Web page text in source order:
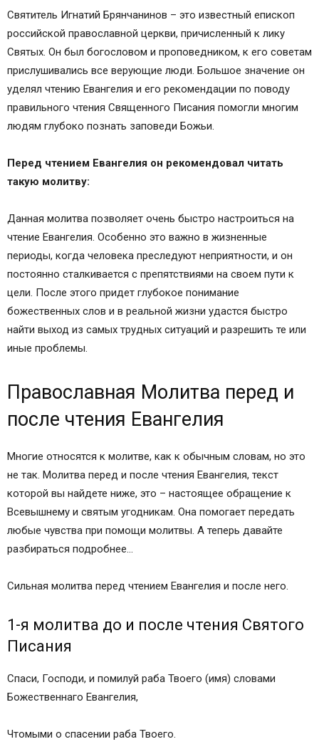
Святитель Игнатий Брянчанинов – это известный епископ
российской православной церкви, причисленный к лику
Святых. Он был богословом и проповедником, к его советам
прислушивались все верующие люди. Большое значение он
уделял чтению Евангелия и его рекомендации по поводу
правильного чтения Священного Писания помогли многим
людям глубоко познать заповеди Божьи.
Перед чтением Евангелия он рекомендовал читать
такую молитву:
Данная молитва позволяет очень быстро настроиться на
чтение Евангелия. Особенно это важно в жизненные
периоды, когда человека преследуют неприятности, и он
постоянно сталкивается с препятствиями на своем пути к
цели. После этого придет глубокое понимание
божественных слов и в реальной жизни удастся быстро
найти выход из самых трудных ситуаций и разрешить те или
иные проблемы.
Православная Молитва перед и
после чтения Евангелия
Многие относятся к молитве, как к обычным словам, но это
не так. Молитва перед и после чтения Евангелия, текст
которой вы найдете ниже, это – настоящее обращение к
Всевышнему и святым угодникам. Она помогает передать
любые чувства при помощи молитвы. А теперь давайте
разбираться подробнее…
Сильная молитва перед чтением Евангелия и после него.
1-я молитва до и после чтения Святого
Писания
Спаси, Господи, и помилуй раба Твоего (имя) словами
Божественнаго Евангелия,
Чтомыми о спасении раба Твоего.